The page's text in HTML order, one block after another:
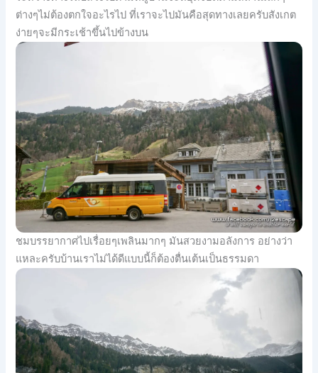
ต่างๆไม่ต้องตกใจอะไรไป ที่เราจะไปมันคือสุดทางเลยครับสังเกต
ง่ายๆจะมีกระเช้าขึ้นไปข้างบน
ชมบรรยากาศไปเรื่อยๆเพลินมากๆ มันสวยงามอลังการ อย่างว่า
แหละครับบ้านเราไม่ได้ดีแบบนี้ก็ต้องตื่นเต้นเป็นธรรมดา